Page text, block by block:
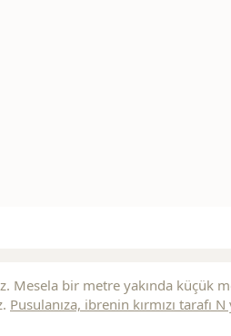
Mesela bir metre yakında küçük
Pusulanıza, ibrenin kırmızı tarafı